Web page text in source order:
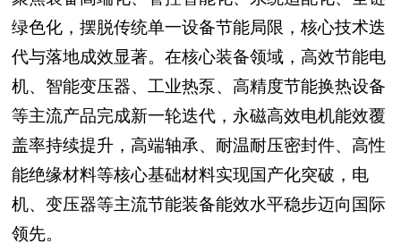
绿色化，摆脱传统单一设备节能局限，核心技术迭
代与落地成效显著。在核心装备领域，高效节能电
机、智能变压器、工业热泵、高精度节能换热设备
等主流产品完成新一轮迭代，永磁高效电机能效覆
盖率持续提升，高端轴承、耐温耐压密封件、高性
能绝缘材料等核心基础材料实现国产化突破，电
机、变压器等主流节能装备能效水平稳步迈向国际
领先。